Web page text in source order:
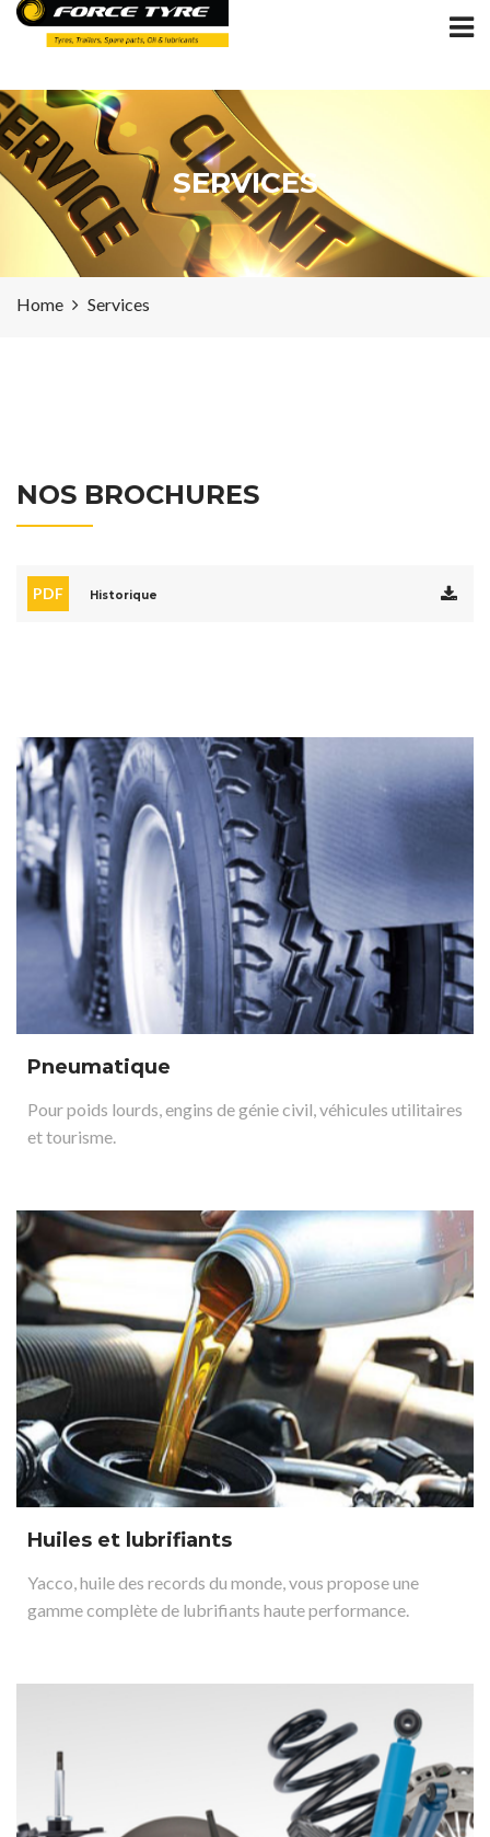
SERVICES
Home Services
NOS BROCHURES
PDF Historique
Pneumatique
Pour poids lourds, engins de génie civil, véhicules utilitaires
et tourisme.
Huiles et lubrifiants
Yacco, huile des records du monde, vous propose une
gamme complète de lubrifiants haute performance.